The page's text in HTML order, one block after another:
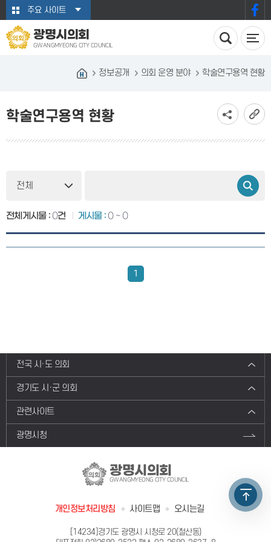
본문바로가기주요 사이트
광명시의회
GWANGMYEONG CITY COUNCIL
정보공개 의회 운영 분야 학술연구용역 현황
학술연구용역 현황
전체게시물 : 0건 게시물 : 0 ~ 0
1
전국 시·도 의회
경기도 시·군 의회
관련사이트
광명시청
광명시의회
GWANGMYEONG CITY COUNCIL
개인정보처리방침 사이트맵 오시는길
[14234]경기도 광명시 시청로 20(철산동)